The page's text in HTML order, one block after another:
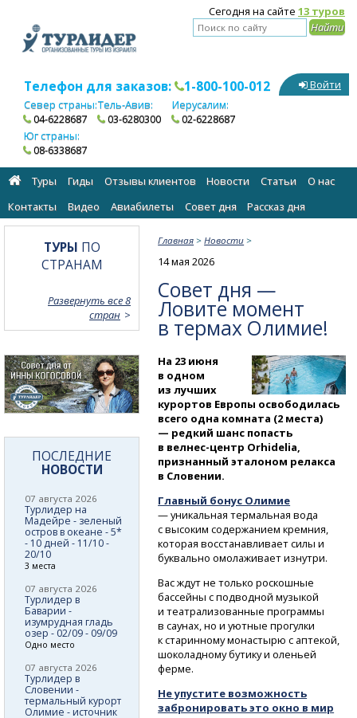
Сегодня на сайте 13 туров
Телефон для заказов: 1-800-100-012
Север страны:
04-6228687
Тель-Авив:
03-6280300
Иерусалим:
02-6228687
Юг страны:
08-6338687
Войти
Туры Гиды Отзывы клиентов Новости Статьи
О нас
Контакты
Видео Авиабилеты Cовет дня Рассказ дня
Главная >Новости >
14 мая 2026
Совет дня —
Ловите момент
в термах Олимие!
На 23 июня
в одном
из лучших
курортов Европы освободилась
всего одна комната (2 места)
— редкий шанс попасть
в велнес-центр Orhidelia,
признанный эталоном релакса
в Словении.
Главный бонус Олимие
— уникальная термальная вода
с высоким содержанием кремния,
которая восстанавливает силы и
буквально омолаживает изнутри.
Вас ждут не только роскошные
бассейны с подводной музыкой
и театрализованные программы
в саунах, но и уютные прогулки
к старинному монастырю с аптекой,
шоколадному бутику и оленьей
ферме.
Не упустите возможность
забронировать это окно в мир
ТУРЫ ПО
СТРАНАМ
Развернуть все 8
стран
ПОСЛЕДНИЕ
НОВОСТИ
07 августа 2026
Турлидер на
Мадейре - зеленый
остров в океане - 5*
- 10 дней - 11/10 -
20/10
3 места
07 августа 2026
Турлидер в
Баварии -
изумрудная гладь
озер - 02/09 - 09/09
Одно место
07 августа 2026
Турлидер в
Словении -
термальный курорт
Олимие - источник